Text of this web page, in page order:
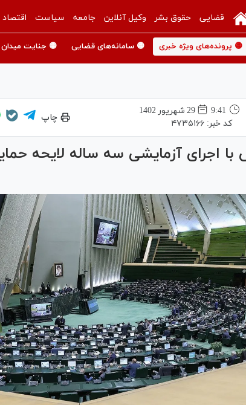
قضایی حقوق بشر وکیل آنلاین جامعه سیاست اقتصاد
🟡 پرونده‌های ویژه خبری 🟡 سامانه‌های قضایی 🟡 جنایت
9:41
29 شهريور 1402
کد خبر:۴۷۳۵۱۶۶
چاپ
اجرای آزمایشی سه ساله لایحه